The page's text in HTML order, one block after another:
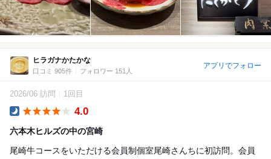
ヒラガナかたかな
口コミ 905件 フォロワー 151人
アプリでフォロー
2026/06 訪問 1回目
4.0
六本木ヒルズの中の宮崎
尾崎牛コースをいただける会員制個室尾崎さんちに初訪問。会員